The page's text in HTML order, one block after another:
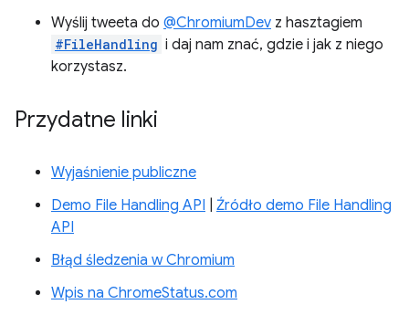
Wyślij tweeta do @ChromiumDev z hasztagiem
#FileHandling i daj nam znać, gdzie i jak z niego
korzystasz.
Przydatne linki
Wyjaśnienie publiczne
Demo File Handling API
Źródło demo File Handling
API
Błąd śledzenia w Chromium
Wpis na ChromeStatus.com